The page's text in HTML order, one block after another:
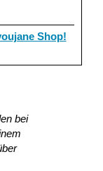
Shop!
bei